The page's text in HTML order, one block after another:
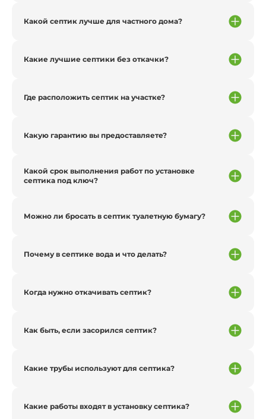
Какой септик лучше для частного дома?
Какие лучшие септики без откачки?
Где расположить септик на участке?
Какую гарантию вы предоставляете?
Какой срок выполнения работ по установке
септика под ключ?
Можно ли бросать в септик туалетную бумагу?
Почему в септике вода и что делать?
Когда нужно откачивать септик?
Как быть, если засорился септик?
Какие трубы используют для септика?
Какие работы входят в установку септика?